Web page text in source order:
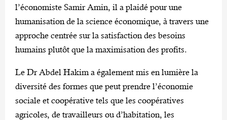
l’économiste Samir Amin, il a plaidé pour une
humanisation de la science économique, à travers une
approche centrée sur la satisfaction des besoins
humains plutôt que la maximisation des profits.
Le Dr Abdel Hakim a également mis en lumière la
diversité des formes que peut prendre l’économie
sociale et coopérative tels que les coopératives
agricoles, de travailleurs ou d’habitation, les